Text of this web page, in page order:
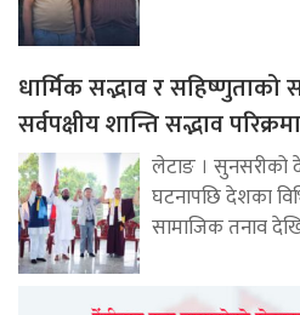
धार्मिक सद्भाव र
सर्वपक्षीय शान्ति सद्भाव
लेटाङ । सुनसरीको
घटनापछि देशका
सामाजिक तनाव